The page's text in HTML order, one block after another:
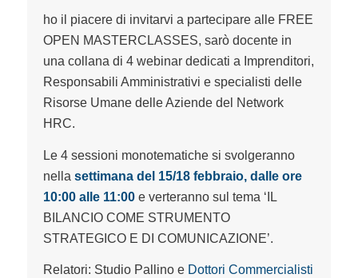
ho il piacere di invitarvi a partecipare alle FREE
OPEN MASTERCLASSES, sarò docente in
una collana di 4 webinar dedicati a Imprenditori,
Responsabili Amministrativi e specialisti delle
Risorse Umane delle Aziende del Network
HRC.
Le 4 sessioni monotematiche si svolgeranno
nella settimana del 15/18 febbraio, dalle ore
10:00 alle 11:00e verteranno sul tema ‘IL
BILANCIO COME STRUMENTO
STRATEGICO E DI COMUNICAZIONE’.
Relatori: Studio Pallino e Dottori Commercialisti